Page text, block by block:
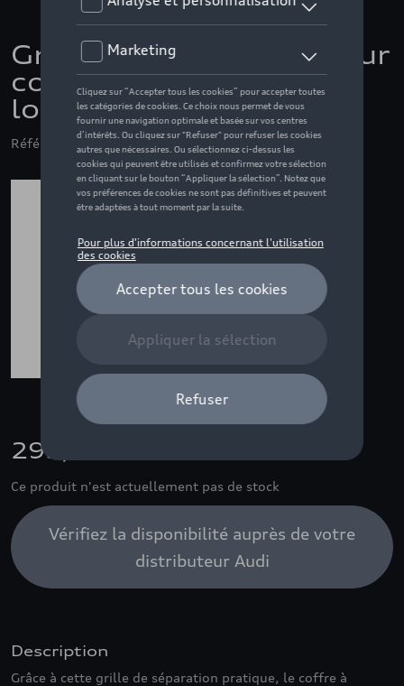
Grille de séparation pour
coffre à bagages,
longitudinale
Référence: 4M0017222
295,00 €
Ce produit n'est actuellement pas de stock
Vérifiez la disponibilité auprès de votre
distributeur Audi
Description
Grâce à cette grille de séparation pratique, le coffre à